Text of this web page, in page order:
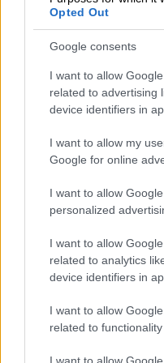
Opted Out
Google consents
I want to allow
related to advertising
device identifiers in
I want to allow my
Google for online
I want to allow
personalized
I want to allow
related to analytics
device identifiers in
I want to allow
related to
I want to allow
Κωνσταντινούπολη
απόγευμα της
καμία απάντηση
«Μέχρι το
έχουμε λάβει
ανέφερε
διπλωματική πηγή.
Την ένταση και το
ενισχύει και η
Ντόναλντ Τραμπ
πρώην –και εκ
άφησε ανοιχτό το
ο Βλαντίμιρ Πούτιν
τέτοιο,το τραπέζι